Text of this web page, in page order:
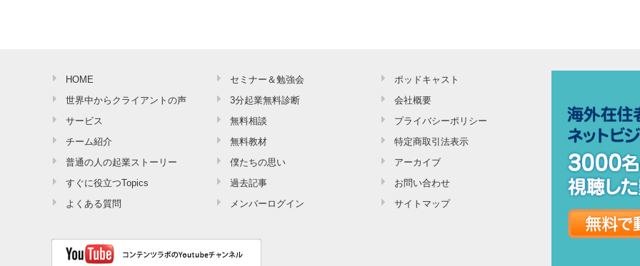
HOME
世界中からクライアントの声
サービス
チーム紹介
普通の人の起業ストーリー
すぐに役立つTopics
よくある質問
セミナー＆勉強会
3分起業無料診断
無料相談
無料教材
僕たちの思い
過去記事
メンバーログイン
ポッドキャスト
会社概要
プライバシーポリシー
特定商取引法表示
アーカイブ
お問い合わせ
サイトマップ